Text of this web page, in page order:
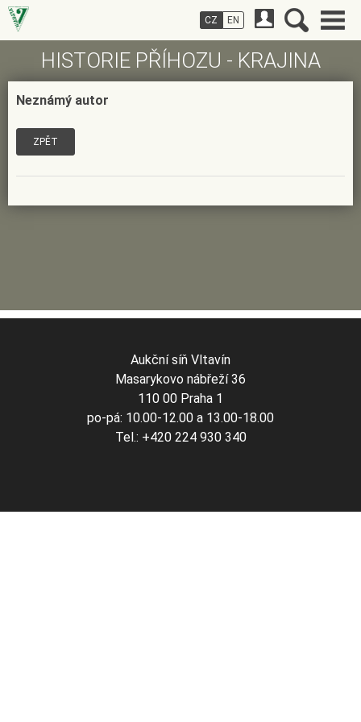
HISTORIE PŘÍHOZU - KRAJINA
Neznámý autor
ZPĚT
CZ EN
Aukční síň Vltavín
Masarykovo nábřeží 36
110 00 Praha 1
po-pá: 10.00-12.00 a 13.00-18.00
Tel.: +420 224 930 340